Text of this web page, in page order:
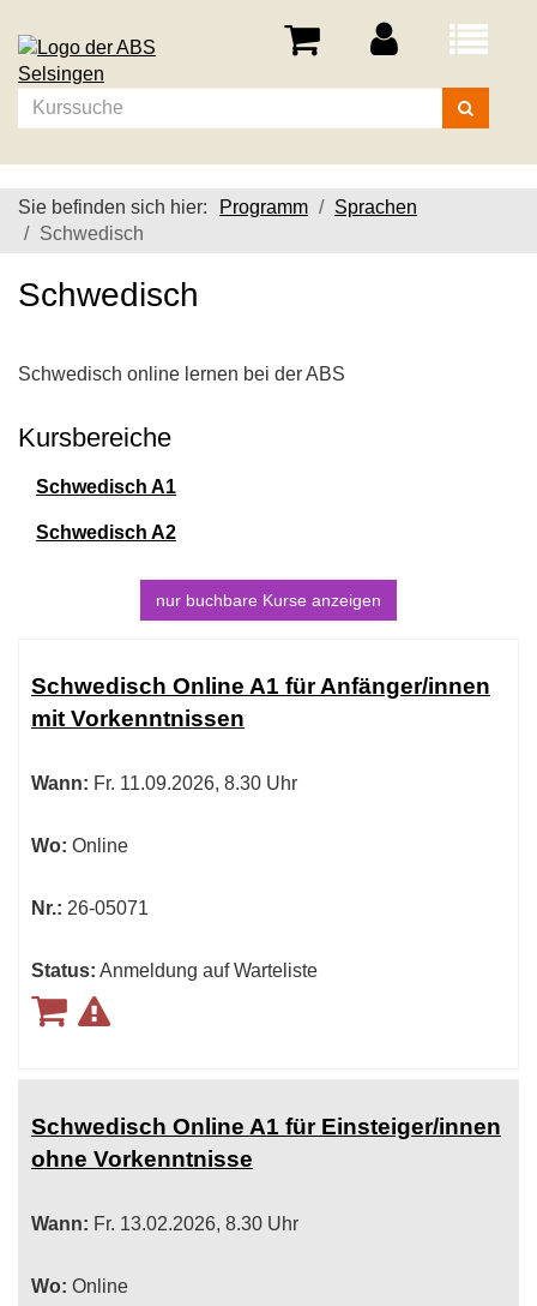
Menü
Kurse
suchen
Sie befinden sich hier: Programm
Sprachen
Schwedisch
Schwedisch
Schwedisch online lernen bei der ABS
Kursbereiche
Schwedisch A1
Schwedisch A2
nur buchbare Kurse anzeigen
Tabellenüberschriften
können
sortiert
Schwedisch Online A1 für Anfänger/innen
mit Vorkenntnissen
Wann: Fr. 11.09.2026, 8.30 Uhr
Wo: Online
Nr.: 26-05071
Status: Anmeldung auf Warteliste
Schwedisch Online A1 für Einsteiger/innen
ohne Vorkenntnisse
Wann: Fr. 13.02.2026, 8.30 Uhr
Wo: Online